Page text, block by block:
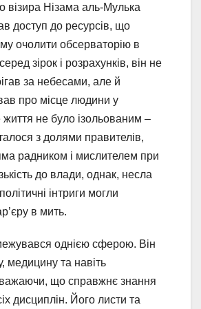
візира Нізама аль-Мулька
доступ до ресурсів, що
очолити обсерваторію в
зірок і розрахунків, він не
за небесами, але й
про місце людини у
життя не було ізольованим –
з долями правителів,
радником і мислителем при
до влади, однак, несла
інтриги могли
в мить.
однією сферою. Він
медицину та навіть
що справжнє знання
дисциплін. Його листи та